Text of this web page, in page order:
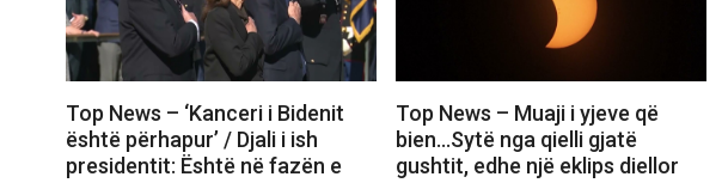
Top News – ‘Kanceri i Bidenit
është përhapur’ / Djali i ish
presidentit: Është në fazën e
Top News – Muaji i yjeve që
bien…Sytë nga qielli gjatë
gushtit, edhe një eklips diellor